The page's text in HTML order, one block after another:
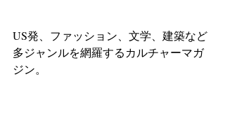
US発、ファッション、文学、建築など
多ジャンルを網羅するカルチャーマガ
ジン。